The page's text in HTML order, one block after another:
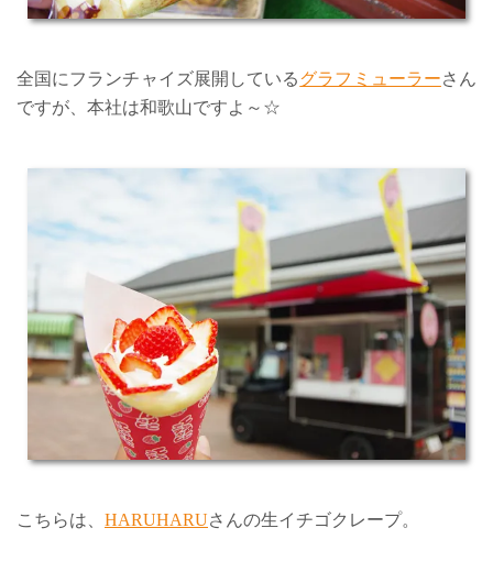
全国にフランチャイズ展開しているグラフミューラーさん
ですが、本社は和歌山ですよ～☆
こちらは、 HARUHARUさんの生イチゴクレープ。